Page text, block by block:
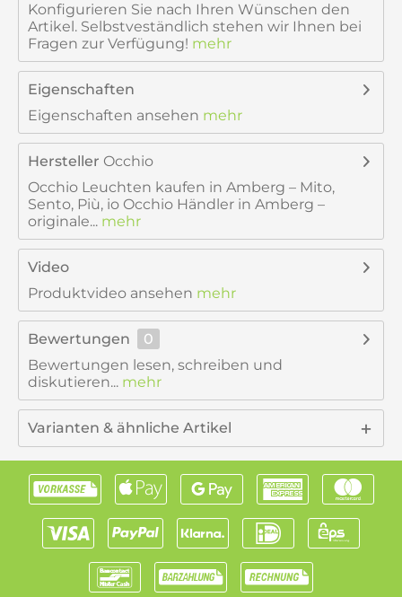
Konfigurieren Sie nach Ihren Wünschen den
Artikel. Selbstveständlich stehen wir Ihnen bei
Fragen zur Verfügung! mehr
Eigenschaften
Eigenschaften ansehen mehr
Hersteller Occhio
Occhio Leuchten kaufen in Amberg – Mito,
Sento, Più, io Occhio Händler in Amberg –
originale... mehr
Video
Produktvideo ansehen mehr
Bewertungen
0
Bewertungen lesen, schreiben und
diskutieren... mehr
Varianten & ähnliche Artikel